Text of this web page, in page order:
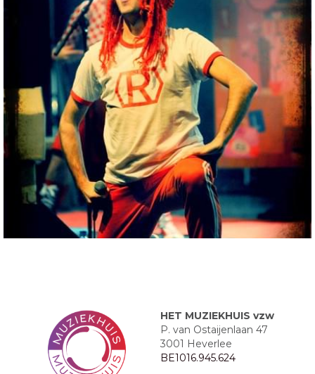
HET MUZIEKHUIS vzw
P. van Ostaijenlaan 47
3001 Heverlee
BE1016.945.624